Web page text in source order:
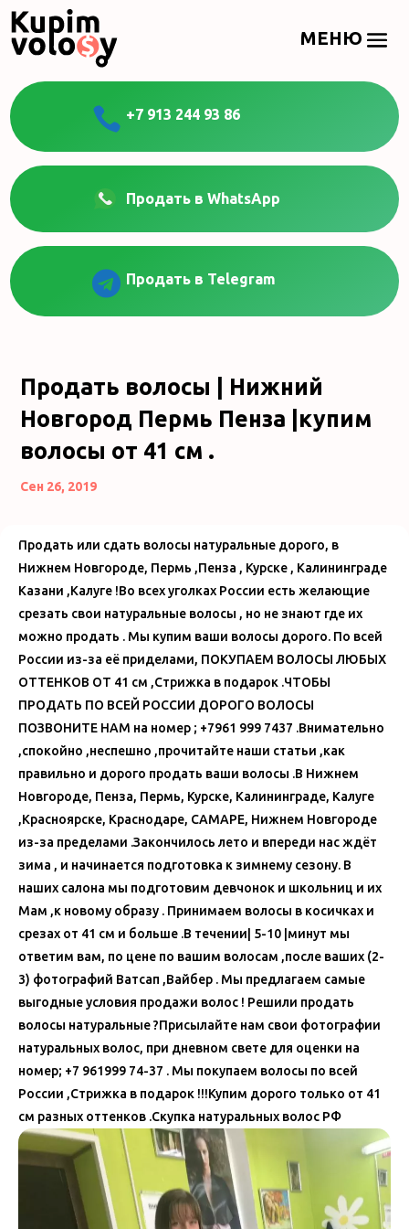
 +7 913 244 93 86
Продать в WhatsApp
 Продать в Telegram
Продать волосы | Нижний
Новгород Пермь Пенза |купим
волосы от 41 см .
Сен 26, 2019
Продать или сдать волосы натуральные дорого, в
Нижнем Новгороде, Пермь ,Пенза , Курске , Калининграде
Казани ,Калуге !Во всех уголках России есть желающие
срезать свои натуральные волосы , но не знают где их
можно продать . Мы купим ваши волосы дорого. По всей
России из-за её приделами, ПОКУПАЕМ ВОЛОСЫ ЛЮБЫХ
ОТТЕНКОВ ОТ 41 см ,Стрижка в подарок .ЧТОБЫ
ПРОДАТЬ ПО ВСЕЙ РОССИИ ДОРОГО ВОЛОСЫ
ПОЗВОНИТЕ НАМ на номер ; +7961 999 7437 .Внимательно
,спокойно ,неспешно ,прочитайте наши статьи ,как
правильно и дорого продать ваши волосы .В Нижнем
Новгороде, Пенза, Пермь, Курске, Калининграде, Калуге
,Красноярске, Краснодаре, САМАРЕ, Нижнем Новгороде
из-за пределами .Закончилось лето и впереди нас ждёт
зима , и начинается подготовка к зимнему сезону. В
наших салона мы подготовим девчонок и школьниц и их
Мам ,к новому образу . Принимаем волосы в косичках и
срезах от 41 см и больше .В течении| 5-10 |минут мы
ответим вам, по цене по вашим волосам ,после ваших (2-
3) фотографий Ватсап ,Вайбер . Мы предлагаем самые
выгодные условия продажи волос ! Решили продать
волосы натуральные ?Присылайте нам свои фотографии
натуральных волос, при дневном свете для оценки на
номер; +7 961999 74-37 . Мы покупаем волосы по всей
России ,Стрижка в подарок !!!Купим дорого только от 41
см разных оттенков .Скупка натуральных волос РФ